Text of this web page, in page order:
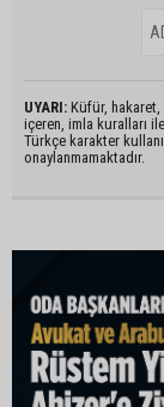
UYARI: Küfür, hakaret,
içeren, imla kuralları ile
Türkçe karakter
onaylanmamaktadır.